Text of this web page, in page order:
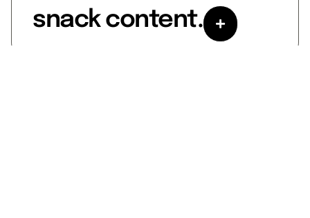
snack content.